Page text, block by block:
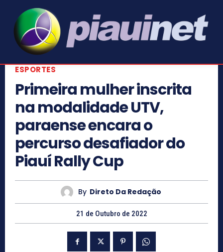
ESPORTES
Primeira mulher inscrita
na modalidade UTV,
paraense encara o
percurso desafiador do
Piauí Rally Cup
By Direto Da Redação
21 de Outubro de 2022